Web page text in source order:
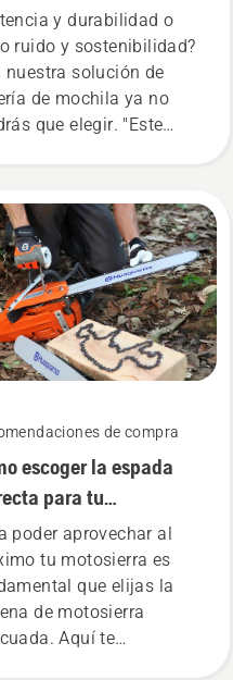
portátiles a
y durabilidad o
ruido y sostenibilidad?
nuestra solución de
de mochila ya no
que elegir. "Este
nuevo", afirma
Svennung,
de productos
eléctricos y a
de Husqvarna.
de compra
escoger la espada
para tu
Algunos
poder aprovechar al
tu motosierra es
que elijas la
de motosierra
Aquí te